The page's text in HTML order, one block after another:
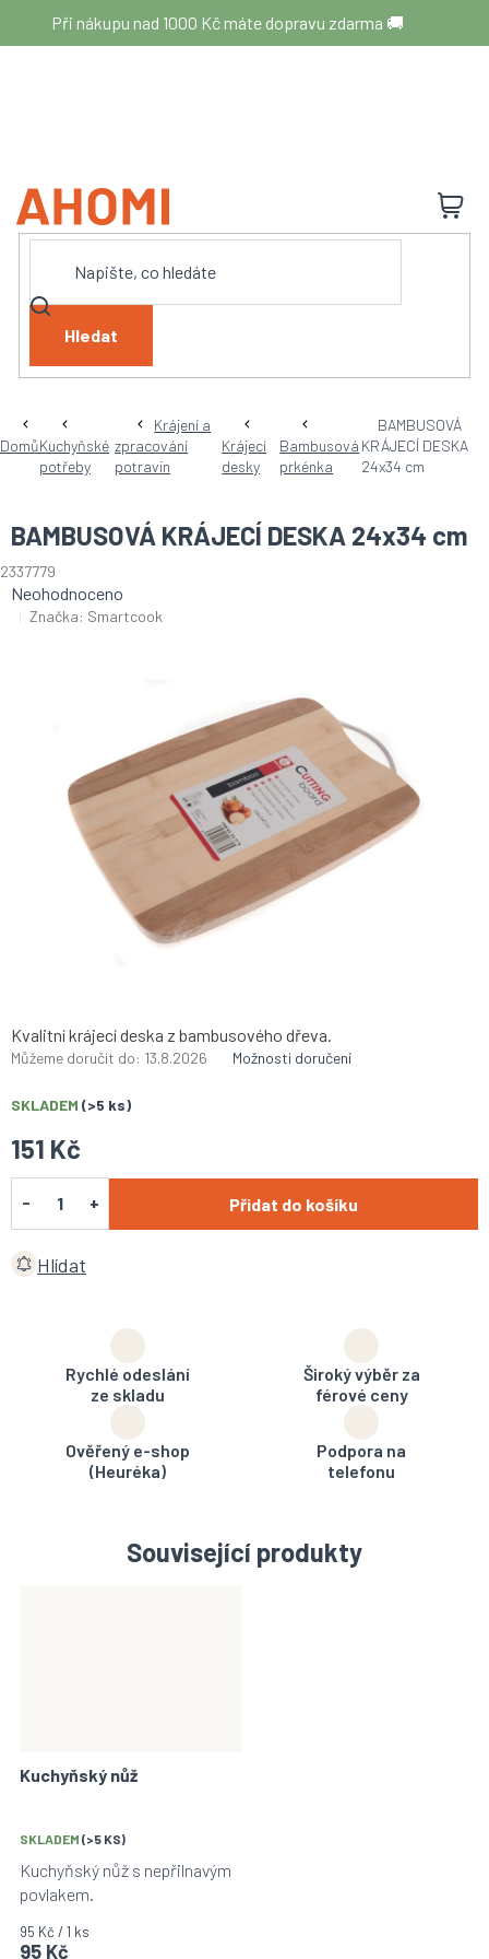
obsah
Při nákupu nad 1000 Kč máte dopravu zdarma 🚚
Hledat
DomůKuchyňské
potřeby
Krájení a
zpracování
potravin
Krájecí
desky
Bambusová
prkénka
BAMBUSOVÁ
KRÁJECÍ DESKA
24x34 cm
BAMBUSOVÁ KRÁJECÍ DESKA 24x34 cm
2337779
Průměrné
hodnocení
Neohodnoceno
Značka: Smartcook
151 Kč
SKLADEM (>5 ks)
Můžeme doručit do: 13.8.2026 Možnosti doručení
Přidat do košíku
Kvalitní krájecí deska z bambusového dřeva.
Hlídat
Rychlé odeslání
ze skladu
Široký výběr za
férové ceny
Ověřený e-shop
(Heuréka)
Podpora na
telefonu
Související produkty
Kuchyňský nůž
SKLADEM (>5 KS)
95 Kč
Měrná
cena:
95 Kč / 1 ks
Kuchyňský nůž s nepřilnavým
povlakem.